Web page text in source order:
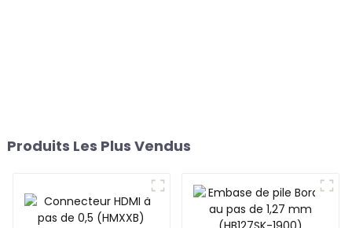
Produits Les Plus Vendus